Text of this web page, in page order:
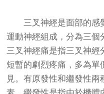
三叉神經是面部的感
運動神經組成，分為三個
三叉神經痛是指三叉神經
短暫的劇烈疼痛，多為單
見。有原發性和繼發性兩